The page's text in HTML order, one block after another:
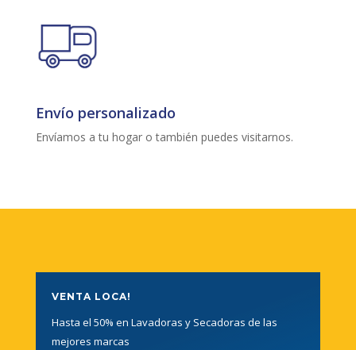
Envío personalizado
Envíamos a tu hogar o también puedes visitarnos.
VENTA LOCA!
Hasta el 50% en Lavadoras y Secadoras de las
mejores marcas